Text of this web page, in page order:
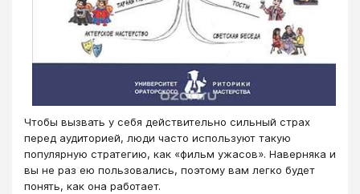
Чтобы вызвать у себя действительно сильный страх
перед аудиторией, люди часто используют такую
популярную стратегию, как «фильм ужасов». Наверняка и
вы не раз ею пользовались, поэтому вам легко будет
понять, как она работает.